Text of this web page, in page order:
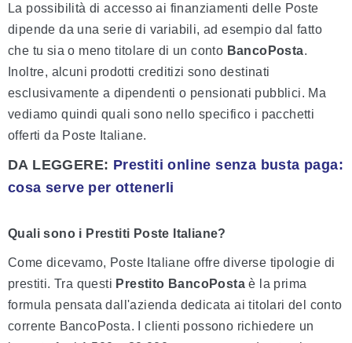
La possibilità di accesso ai finanziamenti delle Poste
dipende da una serie di variabili, ad esempio dal fatto
che tu sia o meno titolare di un conto BancoPosta.
Inoltre, alcuni prodotti creditizi sono destinati
esclusivamente a dipendenti o pensionati pubblici. Ma
vediamo quindi quali sono nello specifico i pacchetti
offerti da Poste Italiane.
DA LEGGERE: Prestiti online senza busta paga:
cosa serve per ottenerli
Quali sono i Prestiti Poste Italiane?
Come dicevamo, Poste Italiane offre diverse tipologie di
prestiti. Tra questi Prestito BancoPostaè la prima
formula pensata dall'azienda dedicata ai titolari del conto
corrente BancoPosta. I clienti possono richiedere un